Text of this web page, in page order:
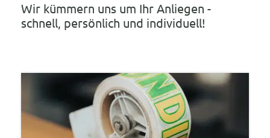
Wir kümmern uns um Ihr Anliegen -
schnell, persönlich und individuell!